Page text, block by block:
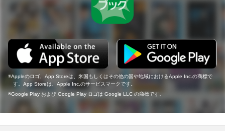
Appleのロゴ、App Storeは、米国もしくはその他の国や地域におけるApple Inc.の商標で
す。App Storeは、Apple Inc.のサービスマークです。
Google Play および Google Play ロゴは Google LLC の商標です。